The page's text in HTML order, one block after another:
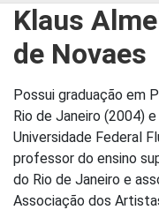
Klaus
de Novaes
Possui graduação em
Rio de Janeiro (2004)
Universidade Federal
professor do ensino
do Rio de Janeiro e
Associação dos